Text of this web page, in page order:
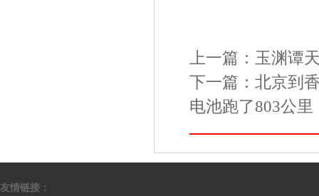
上一篇： 玉渊谭
下一篇： 北京到
电池跑了803公里
友情链接：